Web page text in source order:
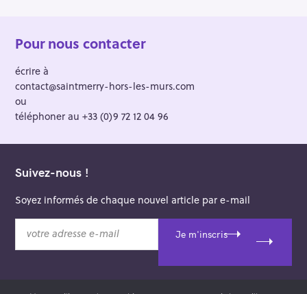
Pour nous contacter
écrire à
contact@saintmerry-hors-les-murs.com
ou
téléphoner au +33 (0)9 72 12 04 96
Suivez-nous !
Soyez informés de chaque nouvel article par e-mail
t
Je m'inscris